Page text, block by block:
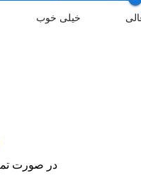
خیلی خوب
در صورت